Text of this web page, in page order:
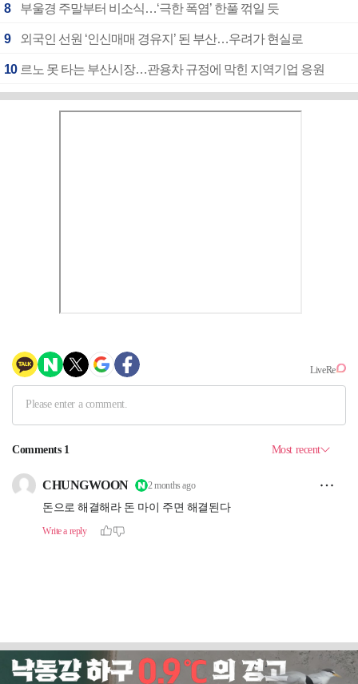
8 부울경 주말부터 비소식…‘극한 폭염’ 한풀 꺾일 듯
9 외국인 선원 ‘인신매매 경유지’ 된 부산…우려가 현실로
10 르노 못 타는 부산시장…관용차 규정에 막힌 지역기업 응원